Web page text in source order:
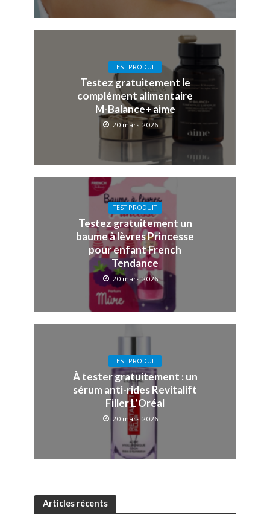
TEST PRODUIT
Testez gratuitement le
complément alimentaire
M-Balance+ aime
20 mars 2026
TEST PRODUIT
Testez gratuitement un
baume à lèvres Princesse
pour enfant French
Tendance
20 mars 2026
TEST PRODUIT
À tester gratuitement : un
sérum anti-rides Revitalift
Filler L’Oréal
20 mars 2026
Articles récents